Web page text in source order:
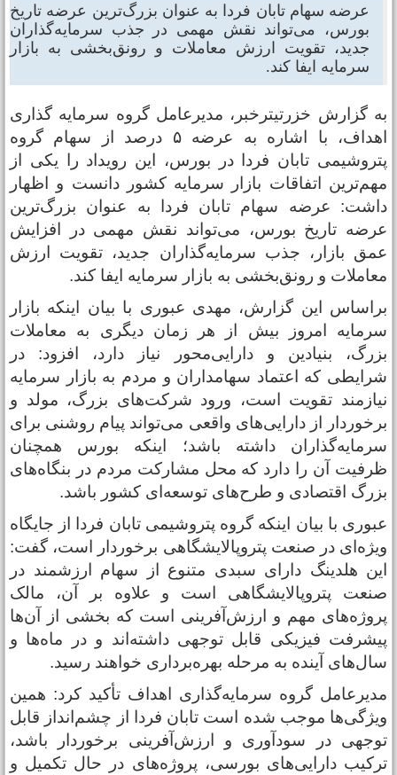
عرضه سهام تابان فردا به عنوان بزرگ‌ترین عرضه تاریخ
بورس، می‌تواند نقش مهمی در جذب سرمایه‌گذاران
جدید، تقویت ارزش معاملات و رونق‌بخشی به بازار
سرمایه ایفا کند.
گزارش خزرتیترخبر، مدیرعامل گروه سرمایه‌ گذاری
اهداف، با اشاره به عرضه ۵ درصد از سهام گروه
تابان فردا در بورس، این رویداد را یکی از
اتفاقات بازار سرمایه کشور دانست و اظهار
عرضه سهام تابان فردا به عنوان بزرگ‌ترین
تاریخ بورس، می‌تواند نقش مهمی در افزایش
بازار، جذب سرمایه‌گذاران جدید، تقویت ارزش
و رونق‌بخشی به بازار سرمایه ایفا کند.
این گزارش، مهدی عبوری با بیان اینکه بازار
امروز بیش از هر زمان دیگری به معاملات
بنیادین و دارایی‌محور نیاز دارد، افزود: در
که اعتماد سهامداران و مردم به بازار سرمایه
تقویت است، ورود شرکت‌های بزرگ، مولد و
از دارایی‌های واقعی می‌تواند پیام روشنی برای
داشته باشد؛ اینکه بورس همچنان
آن را دارد که محل مشارکت مردم در بنگاه‌های
اقتصادی و طرح‌های توسعه‌ای کشور باشد.
با بیان اینکه گروه پتروشیمی تابان فردا از جایگاه
در صنعت پتروپالایشگاهی برخوردار است، گفت:
هلدینگ دارای سبدی متنوع از سهام ارزشمند در
پتروپالایشگاهی است و علاوه بر آن، مالک
مهم و ارزش‌آفرینی است که بخشی از آن‌ها
فیزیکی قابل توجهی داشته‌اند و در ماه‌ها و
آینده به مرحله بهره‌برداری خواهند رسید.
گروه سرمایه‌گذاری اهداف تأکید کرد: همین
موجب شده است تابان فردا از چشم‌انداز قابل
در سودآوری و ارزش‌آفرینی برخوردار باشد،
دارایی‌های بورسی، پروژه‌های در حال تکمیل و